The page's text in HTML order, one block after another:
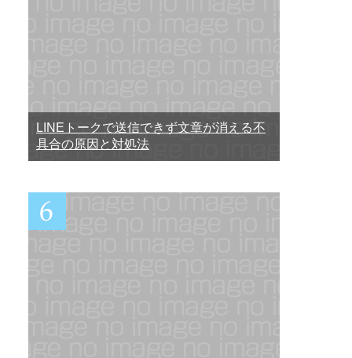
LINEトークで送信できず文章が消える不
具合の原因と対処法